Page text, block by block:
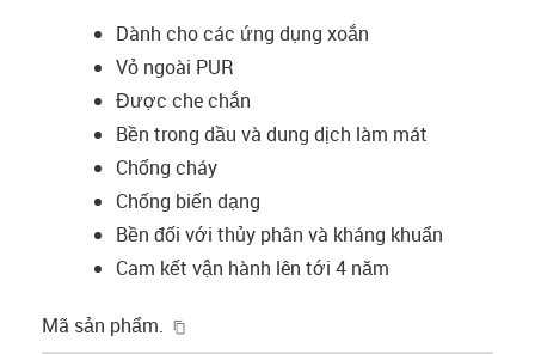
Dành cho các ứng dụng xoắn
Vỏ ngoài PUR
Được che chắn
Bền trong dầu và dung dịch làm mát
Chống cháy
Chống biến dạng
Bền đối với thủy phân và kháng khuẩn
Cam kết vận hành lên tới 4 năm
Mã sản phẩm.